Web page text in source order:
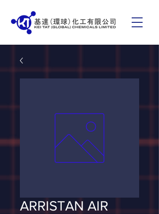
ARRISTAN AIR